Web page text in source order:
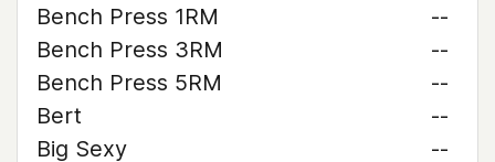
Bench Press 1RM
--
Bench Press 3RM
--
Bench Press 5RM
--
Bert
--
Big Sexy
--